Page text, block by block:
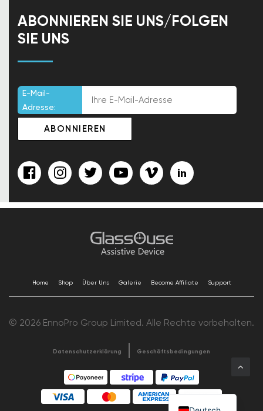
ABONNIEREN SIE UNS/FOLGEN
SIE UNS
E-Mail-
Adresse:
Home Shop Über Uns Galerie Become Affiliate Support
© 2026 EnnoPro Group Limited. Alle Rechte vorbehalten.
Datenschutzerklärung Geschäftsbedingungen